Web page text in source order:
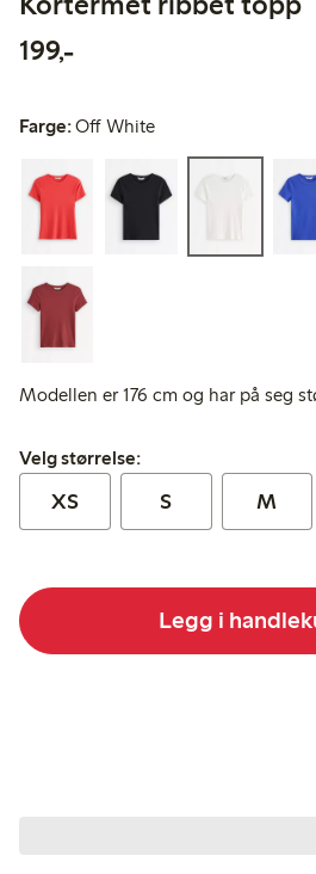
199,-199,00 kr
Farge:Off White
Modellen er 176 cm og har på seg
Velg størrelse:
Velg størrelse:
XS S M
Legg i